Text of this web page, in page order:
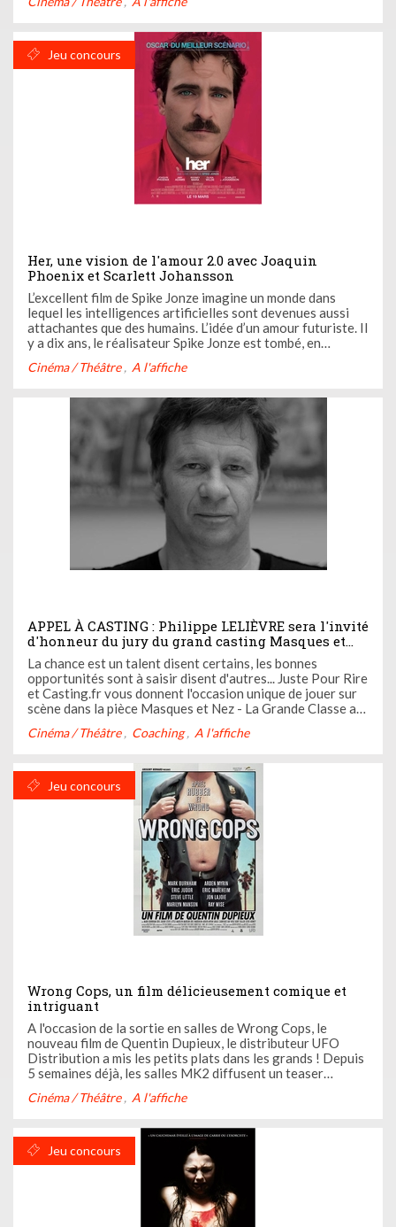
également le premier film de Rania Mellouli (8 ans), qui ...
Jeu concours
Her, une vision de l'amour 2.0 avec Joaquin
Phoenix et Scarlett Johansson
L’excellent film de Spike Jonze imagine un monde dans
lequel les intelligences artificielles sont devenues aussi
attachantes que des humains. L’idée d’un amour futuriste. Il
y a dix ans, le réalisateur Spike Jonze est tombé, en
programme d’intelligence artificiel. "Cela parlait de la ...
Cinéma / Théâtre A l'affiche
APPEL À CASTING : Philippe LELIÈVRE sera l'invité
d'honneur du jury du grand casting Masques et
Nez – La Grande Classe !
La chance est un talent disent certains, les bonnes
opportunités sont à saisir disent d'autres... Juste Pour Rire
et Casting.fr vous donnent l'occasion unique de jouer sur
scène dans la pièce Masques et Nez - La Grande Classe au
célèbre Philippe LELIEVRE sera le parrain de notre ...
Cinéma / Théâtre Coaching A l'affiche
Jeu concours
Wrong Cops, un film délicieusement comique et
intriguant
A l'occasion de la sortie en salles de Wrong Cops, le
nouveau film de Quentin Dupieux, le distributeur UFO
Distribution a mis les petits plats dans les grands ! Depuis
5 semaines déjà, les salles MK2 diffusent un teaser
ont pu s'en rendre compte, saluant ainsi une initiative ...
Cinéma / Théâtre A l'affiche
Jeu concours